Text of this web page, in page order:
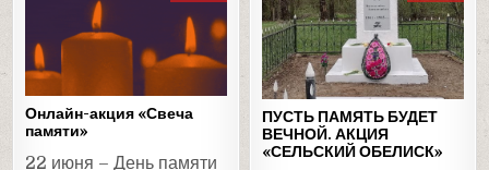
Posted
in
Онлайн-акция «Свеча
памяти»
22 июня – День памяти
Posted
in
ПУСТЬ ПАМЯТЬ БУДЕТ
ВЕЧНОЙ. АКЦИЯ
«СЕЛЬСКИЙ ОБЕЛИСК»